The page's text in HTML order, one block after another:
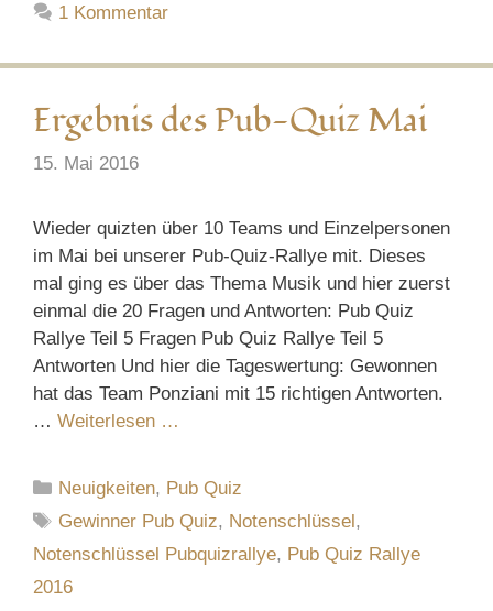
1 Kommentar
Ergebnis des Pub-Quiz Mai
15. Mai 2016
Wieder quizten über 10 Teams und Einzelpersonen
im Mai bei unserer Pub-Quiz-Rallye mit. Dieses
mal ging es über das Thema Musik und hier zuerst
einmal die 20 Fragen und Antworten: Pub Quiz
Rallye Teil 5 Fragen Pub Quiz Rallye Teil 5
Antworten Und hier die Tageswertung: Gewonnen
hat das Team Ponziani mit 15 richtigen Antworten.
… Weiterlesen …
Kategorien
Neuigkeiten, Pub Quiz
Schlagwörter
Gewinner Pub Quiz, Notenschlüssel,
Notenschlüssel Pubquizrallye, Pub Quiz Rallye
2016